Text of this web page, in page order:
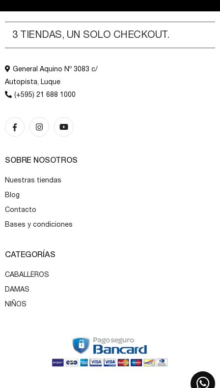
3 TIENDAS, UN SOLO CHECKOUT.
General Aquino Nº 3083 c/
Autopista, Luque
(+595) 21 688 1000
SOBRE NOSOTROS
Nuestras tiendas
Blog
Contacto
Bases y condiciones
CATEGORÍAS
CABALLEROS
DAMAS
NIÑOS